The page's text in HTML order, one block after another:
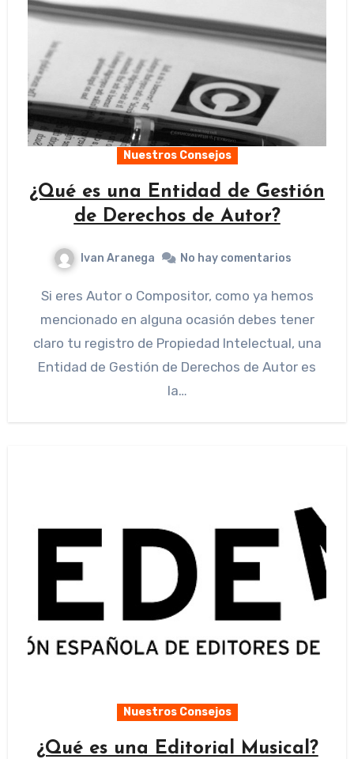
Nuestros Consejos
¿Qué es una Entidad de Gestión
de Derechos de Autor?
Ivan Aranega No hay comentarios
Si eres Autor o Compositor, como ya hemos
mencionado en alguna ocasión debes tener
claro tu registro de Propiedad Intelectual, una
Entidad de Gestión de Derechos de Autor es
la…
Nuestros Consejos
¿Qué es una Editorial Musical?